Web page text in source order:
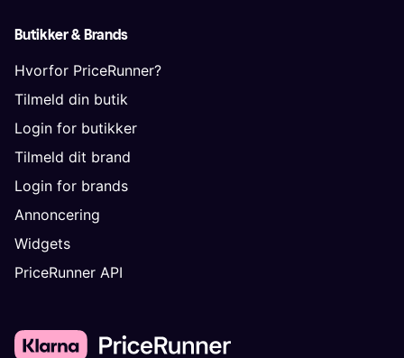
Butikker & Brands
Hvorfor PriceRunner?
Tilmeld din butik
Login for butikker
Tilmeld dit brand
Login for brands
Annoncering
Widgets
PriceRunner API